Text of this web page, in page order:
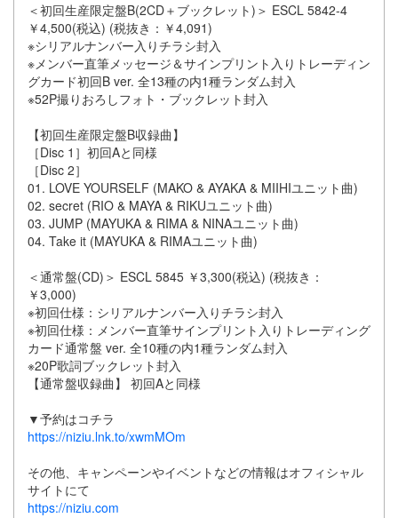
＜初回生産限定盤B(2CD＋ブックレット)＞ ESCL 5842-4
￥4,500(税込) (税抜き：￥4,091)
※シリアルナンバー入りチラシ封入
※メンバー直筆メッセージ＆サインプリント入りトレーディン
グカード初回B ver. 全13種の内1種ランダム封入
※52P撮りおろしフォト・ブックレット封入
【初回生産限定盤B収録曲】
［Disc 1］初回Aと同様
［Disc 2］
01. LOVE YOURSELF (MAKO & AYAKA & MIIHIユニット曲)
02. secret (RIO & MAYA & RIKUユニット曲)
03. JUMP (MAYUKA & RIMA & NINAユニット曲)
04. Take it (MAYUKA & RIMAユニット曲)
＜通常盤(CD)＞ ESCL 5845 ￥3,300(税込) (税抜き：
￥3,000)
※初回仕様：シリアルナンバー入りチラシ封入
※初回仕様：メンバー直筆サインプリント入りトレーディング
カード通常盤 ver. 全10種の内1種ランダム封入
※20P歌詞ブックレット封入
【通常盤収録曲】 初回Aと同様
▼予約はコチラ
https://niziu.lnk.to/xwmMOm
その他、キャンペーンやイベントなどの情報はオフィシャル
サイトにて
https://niziu.com